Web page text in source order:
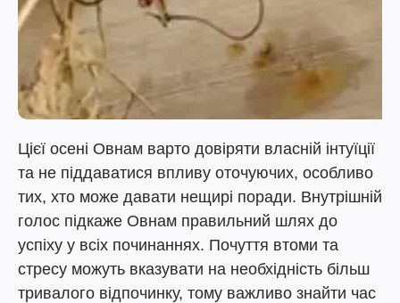
Цієї осені Овнам варто довіряти власній інтуїції
та не піддаватися впливу оточуючих, особливо
тих, хто може давати нещирі поради. Внутрішній
голос підкаже Овнам правильний шлях до
успіху у всіх починаннях. Почуття втоми та
стресу можуть вказувати на необхідність більш
тривалого відпочинку, тому важливо знайти час